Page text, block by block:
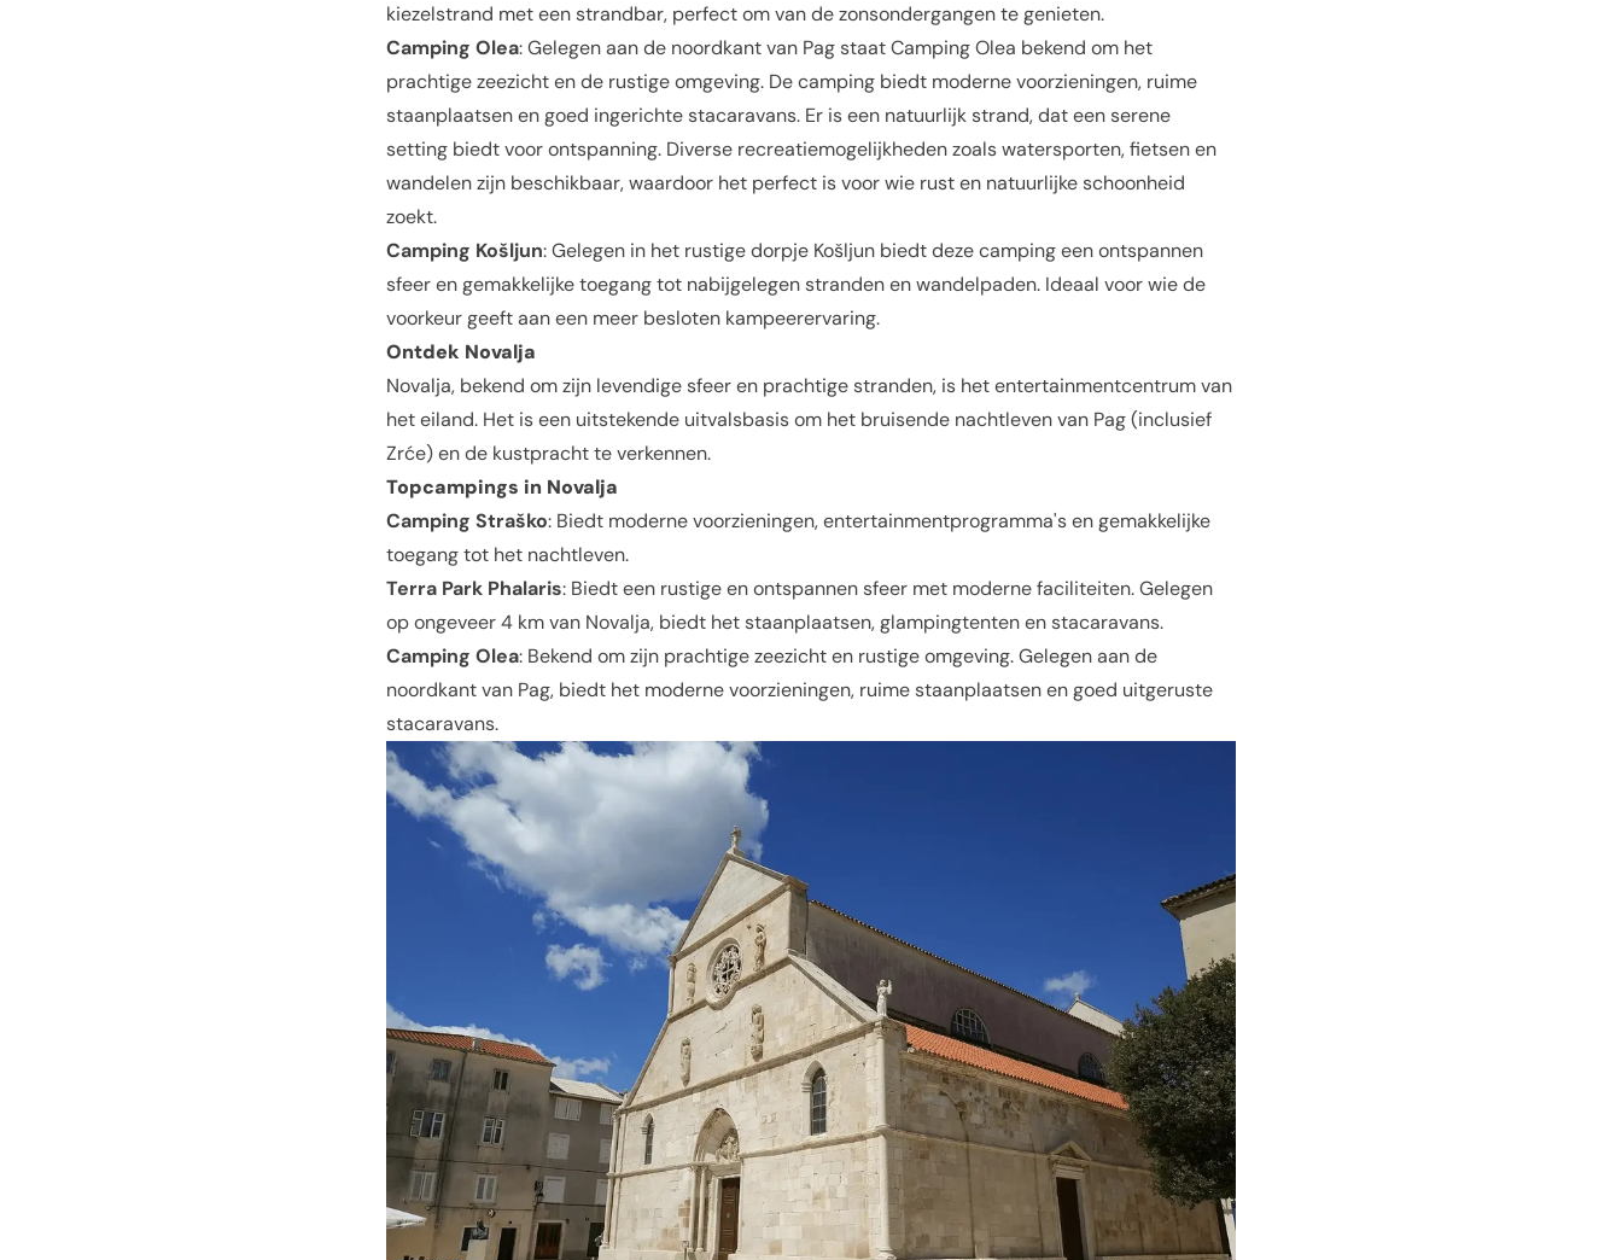
kiezelstrand met een strandbar, perfect om van de zonsondergangen te genieten.
Camping Olea: Gelegen aan de noordkant van Pag staat Camping Olea bekend om het
prachtige zeezicht en de rustige omgeving. De camping biedt moderne voorzieningen, ruime
staanplaatsen en goed ingerichte stacaravans. Er is een natuurlijk strand, dat een serene
setting biedt voor ontspanning. Diverse recreatiemogelijkheden zoals watersporten, fietsen en
wandelen zijn beschikbaar, waardoor het perfect is voor wie rust en natuurlijke schoonheid
zoekt.
Camping Košljun: Gelegen in het rustige dorpje Košljun biedt deze camping een ontspannen
sfeer en gemakkelijke toegang tot nabijgelegen stranden en wandelpaden. Ideaal voor wie de
voorkeur geeft aan een meer besloten kampeerervaring.
Ontdek Novalja
Novalja, bekend om zijn levendige sfeer en prachtige stranden, is het entertainmentcentrum van
het eiland. Het is een uitstekende uitvalsbasis om het bruisende nachtleven van Pag (inclusief
Zrće) en de kustpracht te verkennen.
Topcampings in Novalja
Camping Straško: Biedt moderne voorzieningen, entertainmentprogramma's en gemakkelijke
toegang tot het nachtleven.
Terra Park Phalaris: Biedt een rustige en ontspannen sfeer met moderne faciliteiten. Gelegen
op ongeveer 4 km van Novalja, biedt het staanplaatsen, glampingtenten en stacaravans.
Camping Olea: Bekend om zijn prachtige zeezicht en rustige omgeving. Gelegen aan de
noordkant van Pag, biedt het moderne voorzieningen, ruime staanplaatsen en goed uitgeruste
stacaravans.